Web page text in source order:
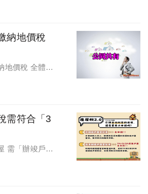
納地價稅
地價稅 全體公
需符合「3
需「辦竣戶籍